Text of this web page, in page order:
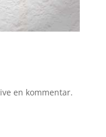
en kommentar.